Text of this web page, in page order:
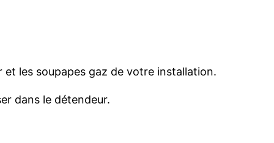
les soupapes gaz de votre installation.
dans le détendeur.